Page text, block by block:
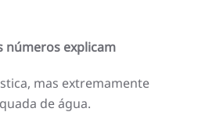
números explicam
mas extremamente
de água.